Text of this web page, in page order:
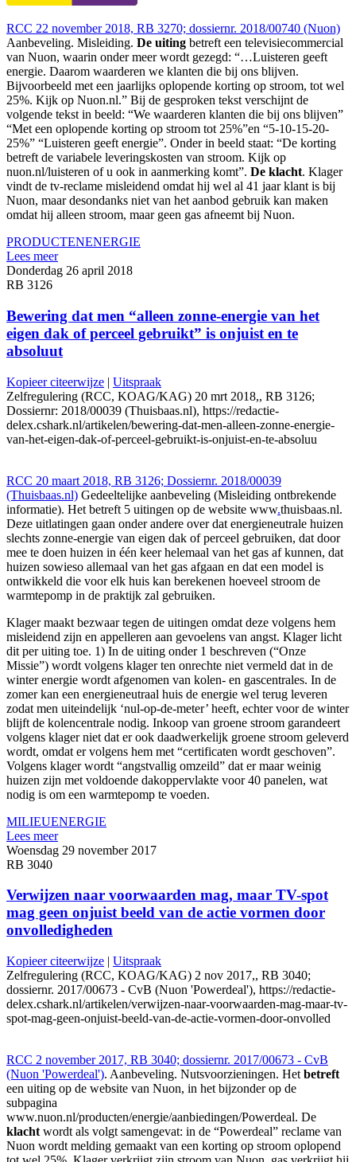
RCC 22 november 2018, RB 3270; dossiernr. 2018/00740 (Nuon)
Aanbeveling. Misleiding. De uiting betreft een televisiecommercial
van Nuon, waarin onder meer wordt gezegd: “…Luisteren geeft
energie. Daarom waarderen we klanten die bij ons blijven.
Bijvoorbeeld met een jaarlijks oplopende korting op stroom, tot wel
25%. Kijk op Nuon.nl.” Bij de gesproken tekst verschijnt de
volgende tekst in beeld: “We waarderen klanten die bij ons blijven”
“Met een oplopende korting op stroom tot 25%”en “5-10-15-20-
25%” “Luisteren geeft energie”. Onder in beeld staat: “De korting
betreft de variabele leveringskosten van stroom. Kijk op
nuon.nl/luisteren of u ook in aanmerking komt”. De klacht. Klager
vindt de tv-reclame misleidend omdat hij wel al 41 jaar klant is bij
Nuon, maar desondanks niet van het aanbod gebruik kan maken
omdat hij alleen stroom, maar geen gas afneemt bij Nuon.
PRODUCTENENERGIE
Lees meer
Donderdag 26 april 2018
RB 3126
Bewering dat men “alleen zonne-energie van het
eigen dak of perceel gebruikt” is onjuist en te
absoluut
Kopieer citeerwijze | Uitspraak
Zelfregulering (RCC, KOAG/KAG) 20 mrt 2018,, RB 3126;
Dossiernr: 2018/00039 (Thuisbaas.nl), https://redactie-
delex.cshark.nl/artikelen/bewering-dat-men-alleen-zonne-energie-
van-het-eigen-dak-of-perceel-gebruikt-is-onjuist-en-te-absoluu
RCC 20 maart 2018, RB 3126; Dossiernr. 2018/00039
(Thuisbaas.nl) Gedeeltelijke aanbeveling (Misleiding ontbrekende
informatie). Het betreft 5 uitingen op de website www.thuisbaas.nl.
Deze uitlatingen gaan onder andere over dat energieneutrale huizen
slechts zonne-energie van eigen dak of perceel gebruiken, dat door
mee te doen huizen in één keer helemaal van het gas af kunnen, dat
huizen sowieso allemaal van het gas afgaan en dat een model is
ontwikkeld die voor elk huis kan berekenen hoeveel stroom de
warmtepomp in de praktijk zal gebruiken.
Klager maakt bezwaar tegen de uitingen omdat deze volgens hem
misleidend zijn en appelleren aan gevoelens van angst. Klager licht
dit per uiting toe. 1) In de uiting onder 1 beschreven (“Onze
Missie”) wordt volgens klager ten onrechte niet vermeld dat in de
winter energie wordt afgenomen van kolen- en gascentrales. In de
zomer kan een energieneutraal huis de energie wel terug leveren
zodat men uiteindelijk ‘nul-op-de-meter’ heeft, echter voor de winter
blijft de kolencentrale nodig. Inkoop van groene stroom garandeert
volgens klager niet dat er ook daadwerkelijk groene stroom geleverd
wordt, omdat er volgens hem met “certificaten wordt geschoven”.
Volgens klager wordt “angstvallig omzeild” dat er maar weinig
huizen zijn met voldoende dakoppervlakte voor 40 panelen, wat
nodig is om een warmtepomp te voeden.
MILIEUENERGIE
Lees meer
Woensdag 29 november 2017
RB 3040
Verwijzen naar voorwaarden mag, maar TV-spot
mag geen onjuist beeld van de actie vormen door
onvolledigheden
Kopieer citeerwijze | Uitspraak
Zelfregulering (RCC, KOAG/KAG) 2 nov 2017,, RB 3040;
dossiernr. 2017/00673 - CvB (Nuon 'Powerdeal'), https://redactie-
delex.cshark.nl/artikelen/verwijzen-naar-voorwaarden-mag-maar-tv-
spot-mag-geen-onjuist-beeld-van-de-actie-vormen-door-onvolled
RCC 2 november 2017, RB 3040; dossiernr. 2017/00673 - CvB
(Nuon 'Powerdeal'). Aanbeveling. Nutsvoorzieningen. Het betreft
een uiting op de website van Nuon, in het bijzonder op de
subpagina
www.nuon.nl/producten/energie/aanbiedingen/Powerdeal. De
klacht wordt als volgt samengevat: in de “Powerdeal” reclame van
Nuon wordt melding gemaakt van een korting op stroom oplopend